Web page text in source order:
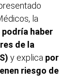
la
podría haber
de la
y explica por
riesgo de